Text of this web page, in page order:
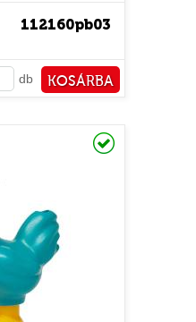
112160pb03
db KOSÁRBA